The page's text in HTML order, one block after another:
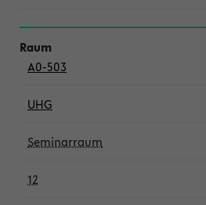
A0-503
UHG
Seminarraum
12